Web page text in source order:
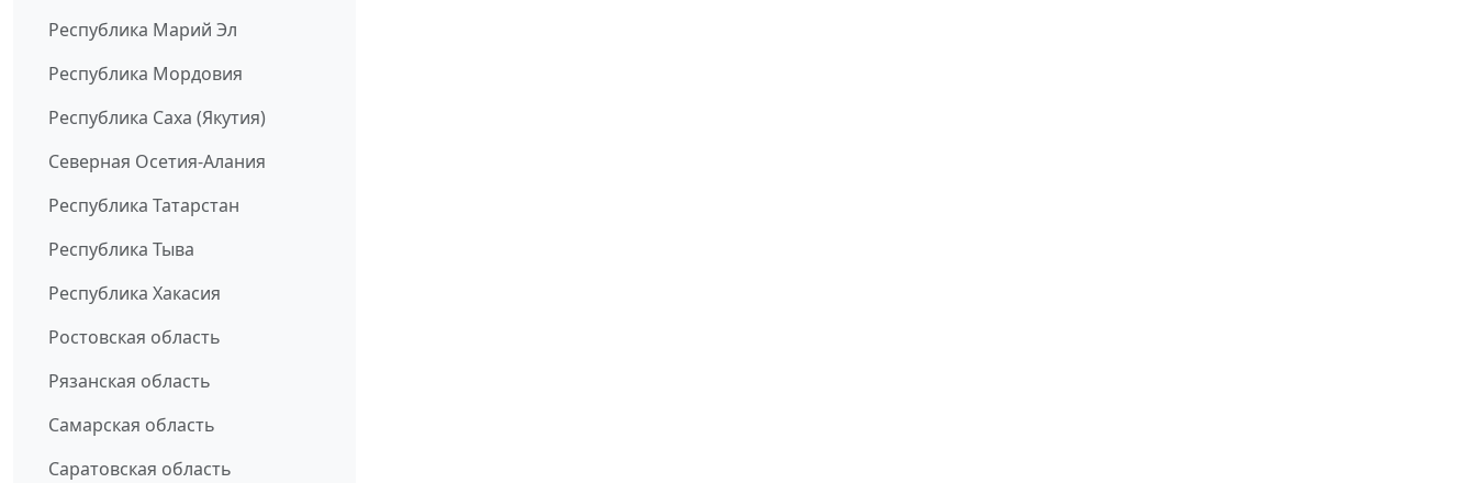
Республика Марий Эл
Республика Мордовия
Республика Саха (Якутия)
Северная Осетия-Алания
Республика Татарстан
Республика Тыва
Республика Хакасия
Ростовская область
Рязанская область
Самарская область
Саратовская область